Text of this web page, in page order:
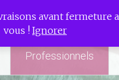
avant
vous ! Ignorer
de
Professionnels